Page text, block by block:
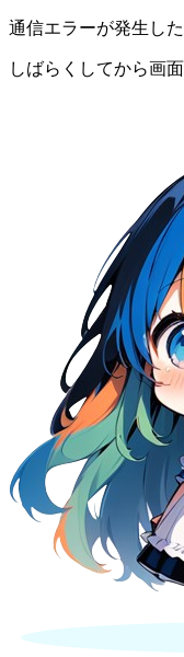
通信エラーが発生した
しばらくしてから画